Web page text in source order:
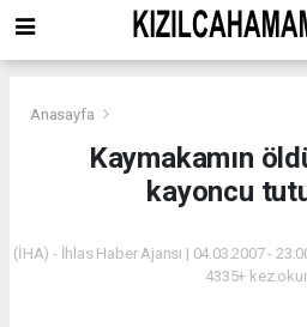
Anasayfa
Kaymakamın
kayoncu
(İHA) - İhlas Haber Ajansı | 04.03.2007 -
4335+ kez